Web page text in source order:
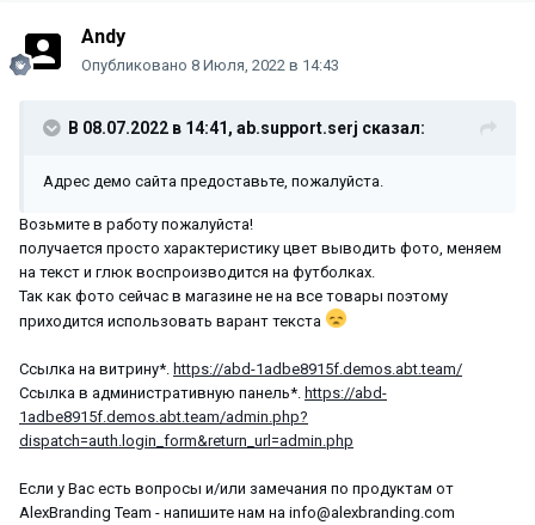
Andy
Опубликовано 8 Июля, 2022 в 14:43
В 08.07.2022 в 14:41, ab.support.serj сказал:
Адрес демо сайта предоставьте, пожалуйста.
Возьмите в работу пожалуйста!
получается просто характеристику цвет выводить фото, меняем
на текст и глюк воспроизводится на футболках.
Так как фото сейчас в магазине не на все товары поэтому
приходится использовать варант текста
Ссылка на витрину*. https://abd-1adbe8915f.demos.abt.team/
Ссылка в административную панель*. https://abd-
1adbe8915f.demos.abt.team/admin.php?
dispatch=auth.login_form&return_url=admin.php
Если у Вас есть вопросы и/или замечания по продуктам от
AlexBranding Team - напишите нам на info@alexbranding.com